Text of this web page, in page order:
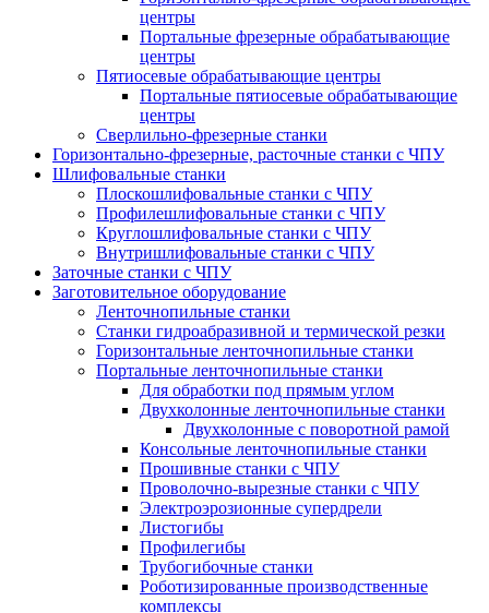
центры
Портальные фрезерные обрабатывающие
центры
Пятиосевые обрабатывающие центры
Портальные пятиосевые обрабатывающие
центры
Сверлильно-фрезерные станки
Горизонтально-фрезерные, расточные станки с ЧПУ
Шлифовальные станки
Плоскошлифовальные станки с ЧПУ
Профилешлифовальные станки с ЧПУ
Круглошлифовальные станки с ЧПУ
Внутришлифовальные станки с ЧПУ
Заточные станки с ЧПУ
Заготовительное оборудование
Ленточнопильные станки
Станки гидроабразивной и термической резки
Горизонтальные ленточнопильные станки
Портальные ленточнопильные станки
Для обработки под прямым углом
Двухколонные ленточнопильные станки
Двухколонные с поворотной рамой
Консольные ленточнопильные станки
Прошивные станки с ЧПУ
Проволочно-вырезные станки с ЧПУ
Электроэрозионные супердрели
Листогибы
Профилегибы
Трубогибочные станки
Роботизированные производственные
комплексы